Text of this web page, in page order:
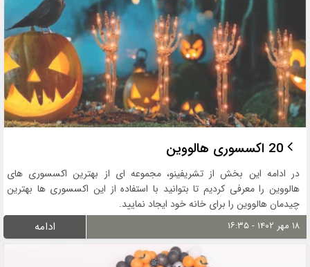
20 اکسسوری هالووین
در ادامه این بخش از تشریفینو، مجموعه ای از بهترین اکسسوری های
هالووین را معرفی کردیم تا بتوانید با استفاده از این اکسسوری ها بهترین
چیدمان هالووین را برای خانه خود ایجاد نمایید.
۱۸ مهر ۱۴۰۲ - ۱۶:۳۵ ادامه